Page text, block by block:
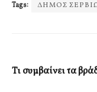
Tags: ΔΗΜΟΣ
Τι συμβαίνει τα